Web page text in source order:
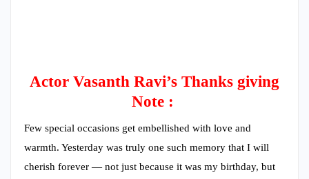
Actor Vasanth Ravi’s Thanks giving
Note :
Few special occasions get embellished with love and
warmth. Yesterday was truly one such memory that I will
cherish forever — not just because it was my birthday, but